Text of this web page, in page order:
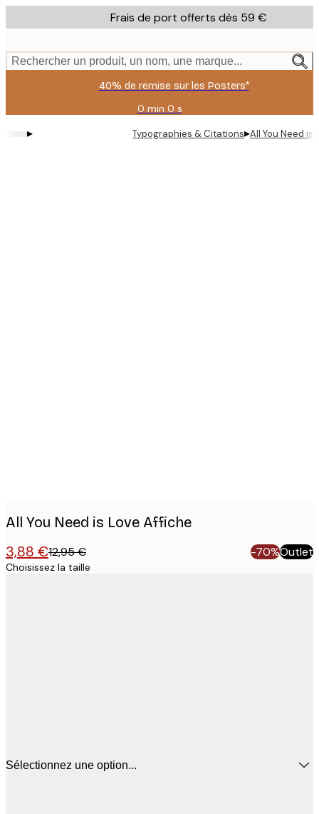
to
content.
Frais de port offerts dès 59 €
Rechercher un produit, un nom, une marque...
40% de remise sur les Posters*
0 min 0 s
Valable
jusqu'au
:
▸ Typographies & Citations▸All You Need is
All You Need is Love Affiche
3,88 €12,95 € -70%Outlet
Choisissez la taille
Sélectionnez une option...